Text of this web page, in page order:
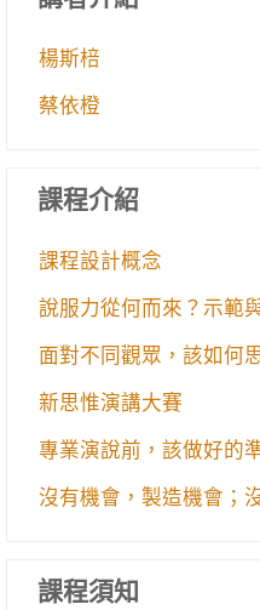
楊斯棓
蔡依橙
課程介紹
課程設計概念
說服力從何而來？示範
面對不同觀眾，該如何
新思惟演講大賽
專業演說前，該做好的
沒有機會，製造機會；
課程須知